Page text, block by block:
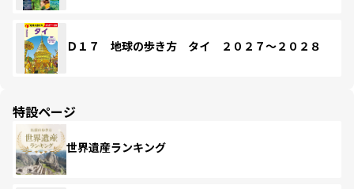
Ｄ１７ 地球の歩き方 タイ ２０２７～２０２８
特設ページ
世界遺産ランキング